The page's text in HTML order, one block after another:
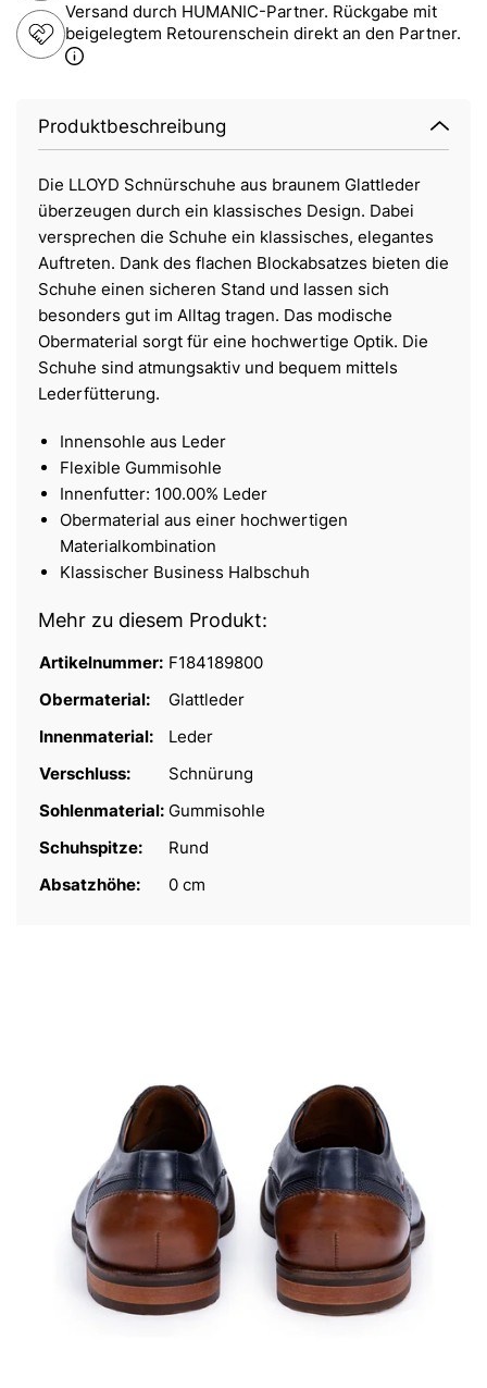
Versand durch HUMANIC-Partner. Rückgabe mit
beigelegtem Retourenschein direkt an den Partner.
Produktbeschreibung
Die LLOYD Schnürschuhe aus braunem Glattleder
überzeugen durch ein klassisches Design. Dabei
versprechen die Schuhe ein klassisches, elegantes
Auftreten. Dank des flachen Blockabsatzes bieten die
Schuhe einen sicheren Stand und lassen sich
besonders gut im Alltag tragen. Das modische
Obermaterial sorgt für eine hochwertige Optik. Die
Schuhe sind atmungsaktiv und bequem mittels
Lederfütterung.
Innensohle aus Leder
Flexible Gummisohle
Innenfutter: 100.00% Leder
Obermaterial aus einer hochwertigen
Materialkombination
Klassischer Business Halbschuh
Mehr zu diesem Produkt:
Artikelnummer: F184189800
Obermaterial:
Glattleder
Innenmaterial:
Leder
Verschluss:
Schnürung
Sohlenmaterial: Gummisohle
Schuhspitze:
Rund
Absatzhöhe:
0 cm